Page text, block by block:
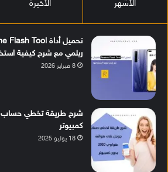
الأشهر الأخيرة
ريلمي مع شرح كيفية
8 فبراير 2026
شرح طريقة تخطي حساب
كمبيوتر
18 يوليو 2025